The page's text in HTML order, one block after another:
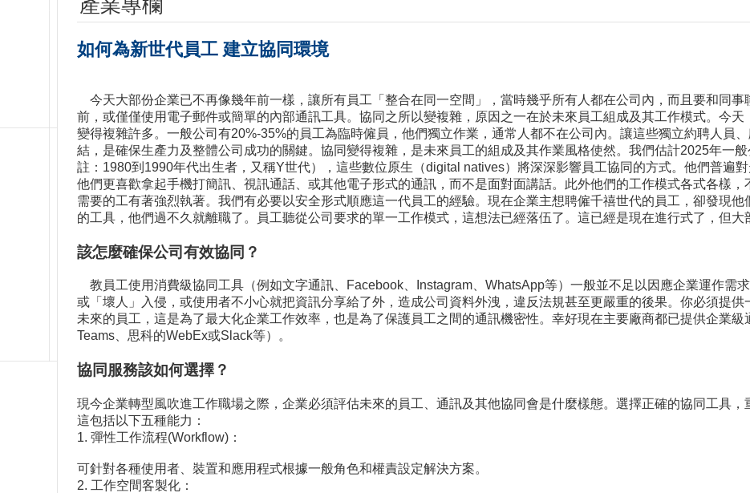
產業專欄
如何為新世代員工 建立協同環境
今天大部份企業已不再像幾年前一樣，讓所有員工「整合在同一空間」，當時幾乎所有人都在公司內，而且要和同
前，或僅僅使用電子郵件或簡單的內部通訊工具。協同之所以變複雜，原因之一在於未來員工組成及其工作模式。今
變得複雜許多。一般公司有20%-35%的員工為臨時僱員，他們獨立作業，通常人都不在公司內。讓這些獨立約聘人員
結，是確保生產力及整體公司成功的關鍵。協同變得複雜，是未來員工的組成及其作業風格使然。我們估計2025年一
註：1980到1990年代出生者，又稱Y世代），這些數位原生（digital natives）將深深影響員工協同的方式。他們普遍
他們更喜歡拿起手機打簡訊、視訊通話、或其他電子形式的通訊，而不是面對面講話。此外他們的工作模式各式各樣
需要的工有著強烈執著。我們有必要以安全形式順應這一代員工的經驗。現在企業主想聘僱千禧世代的員工，卻發現
的工具，他們過不久就離職了。員工聽從公司要求的單一工作模式，這想法已經落伍了。這已經是現在進行式了，但大
該怎麼確保公司有效協同？
教員工使用消費級協同工具（例如文字通訊、Facebook、Instagram、WhatsApp等）一般並不足以因應企業運作需
或「壞人」入侵，或使用者不小心就把資訊分享給了外，造成公司資料外洩，違反法規甚至更嚴重的後果。你必須提
未來的員工，這是為了最大化企業工作效率，也是為了保護員工之間的通訊機密性。幸好現在主要廠商都已提供企業
Teams、思科的WebEx或Slack等）。
協同服務該如何選擇？
現今企業轉型風吹進工作職場之際，企業必須評估未來的員工、通訊及其他協同會是什麼樣態。選擇正確的協同工具，
這包括以下五種能力：
1. 彈性工作流程(Workflow)：
可針對各種使用者、裝置和應用程式根據一般角色和權責設定解決方案。
2. 工作空間客製化：